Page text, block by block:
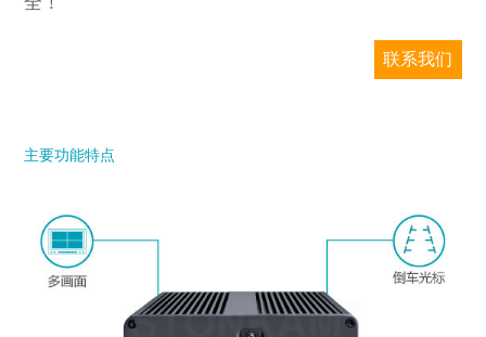
联系我们
欢迎留言*
主要功能特点